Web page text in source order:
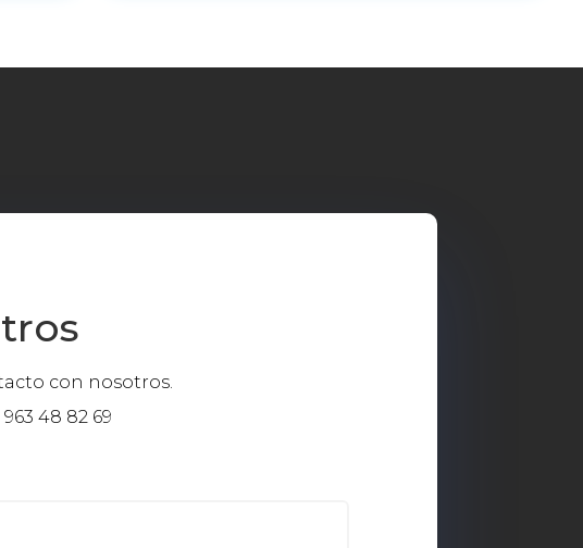
con nosotros.
963 48 82 69